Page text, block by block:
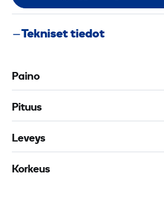
Tekniset tiedot
Paino
Pituus
Leveys
Korkeus